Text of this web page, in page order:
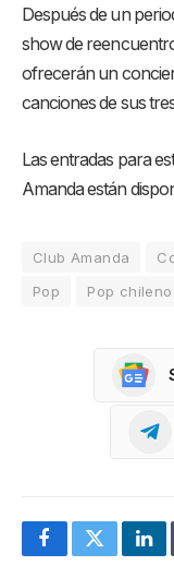
Después de un
show de
ofrecerán un
canciones de sus
Las entradas para
Amanda están
Club Amanda
Pop
Pop chileno
FacebookTwitter